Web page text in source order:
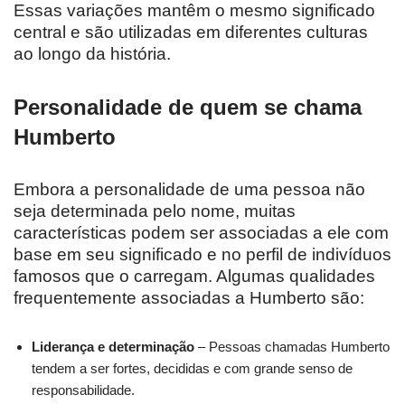
Essas variações mantêm o mesmo significado
central e são utilizadas em diferentes culturas
ao longo da história.
Personalidade de quem se chama
Humberto
Embora a personalidade de uma pessoa não
seja determinada pelo nome, muitas
características podem ser associadas a ele com
base em seu significado e no perfil de indivíduos
famosos que o carregam. Algumas qualidades
frequentemente associadas a Humberto são:
Liderança e determinação – Pessoas chamadas Humberto
tendem a ser fortes, decididas e com grande senso de
responsabilidade.